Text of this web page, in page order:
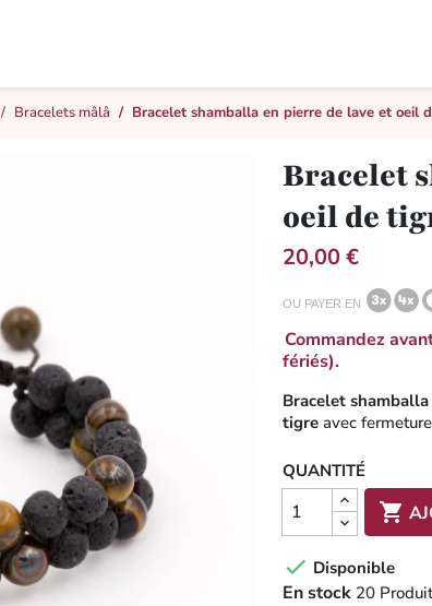
Bracelets mâlâ Bracelet shamballa en pierre de lave et oeil
Bracelet
oeil de
20,00 €
OU PAYER EN
Commandez
fériés).
Bracelet shamballa
tigre avec
QUANTITÉ

 Disponible
En stock 20